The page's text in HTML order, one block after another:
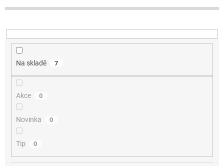
r
u
Na skladě 7
Akce 0
Novinka 0
Tip 0